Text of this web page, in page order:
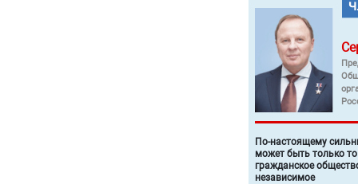
По-настоящему
может быть только
гражданское
независимое